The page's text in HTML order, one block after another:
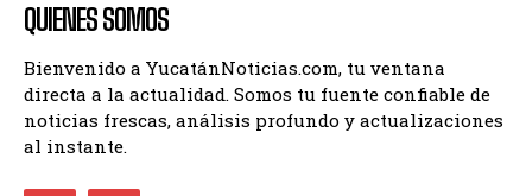
QUIENES SOMOS
Bienvenido a YucatánNoticias.com, tu ventana
directa a la actualidad. Somos tu fuente confiable de
noticias frescas, análisis profundo y actualizaciones
al instante.